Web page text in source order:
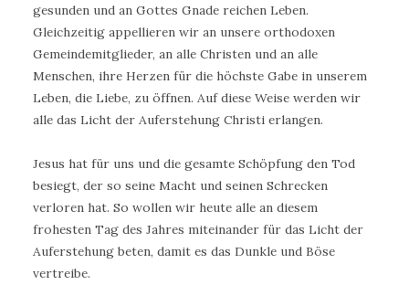
gesunden und an Gottes Gnade reichen Leben.
Gleichzeitig appellieren wir an unsere orthodoxen
Gemeindemitglieder, an alle Christen und an alle
Menschen, ihre Herzen für die höchste Gabe in unserem
Leben, die Liebe, zu öffnen. Auf diese Weise werden wir
alle das Licht der Auferstehung Christi erlangen.
Jesus hat für uns und die gesamte Schöpfung den Tod
besiegt, der so seine Macht und seinen Schrecken
verloren hat. So wollen wir heute alle an diesem
frohesten Tag des Jahres miteinander für das Licht der
Auferstehung beten, damit es das Dunkle und Böse
vertreibe.